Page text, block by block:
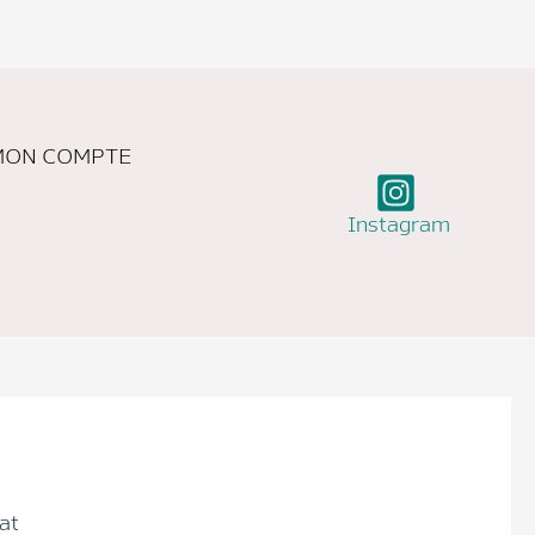
COMPTE
Instagram